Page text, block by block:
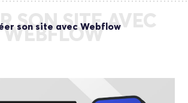
SON SITE AVEC
WEBFLOW
son site avec Webflow